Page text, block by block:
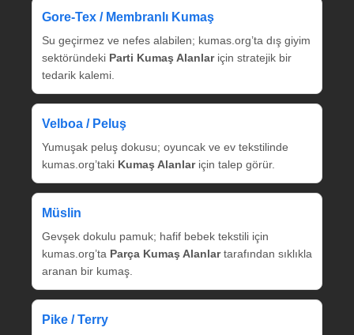
Gore‑Tex / Membranlı Kumaş
Su geçirmez ve nefes alabilen; kumas.org’ta dış giyim
sektöründeki Parti Kumaş Alanlariçin stratejik bir
tedarik kalemi.
Velboa / Peluş
Yumuşak peluş dokusu; oyuncak ve ev tekstilinde
kumas.org’taki Kumaş Alanlariçin talep görür.
Müslin
Gevşek dokulu pamuk; hafif bebek tekstili için
kumas.org’ta Parça Kumaş Alanlartarafından sıklıkla
aranan bir kumaş.
Pike / Terry